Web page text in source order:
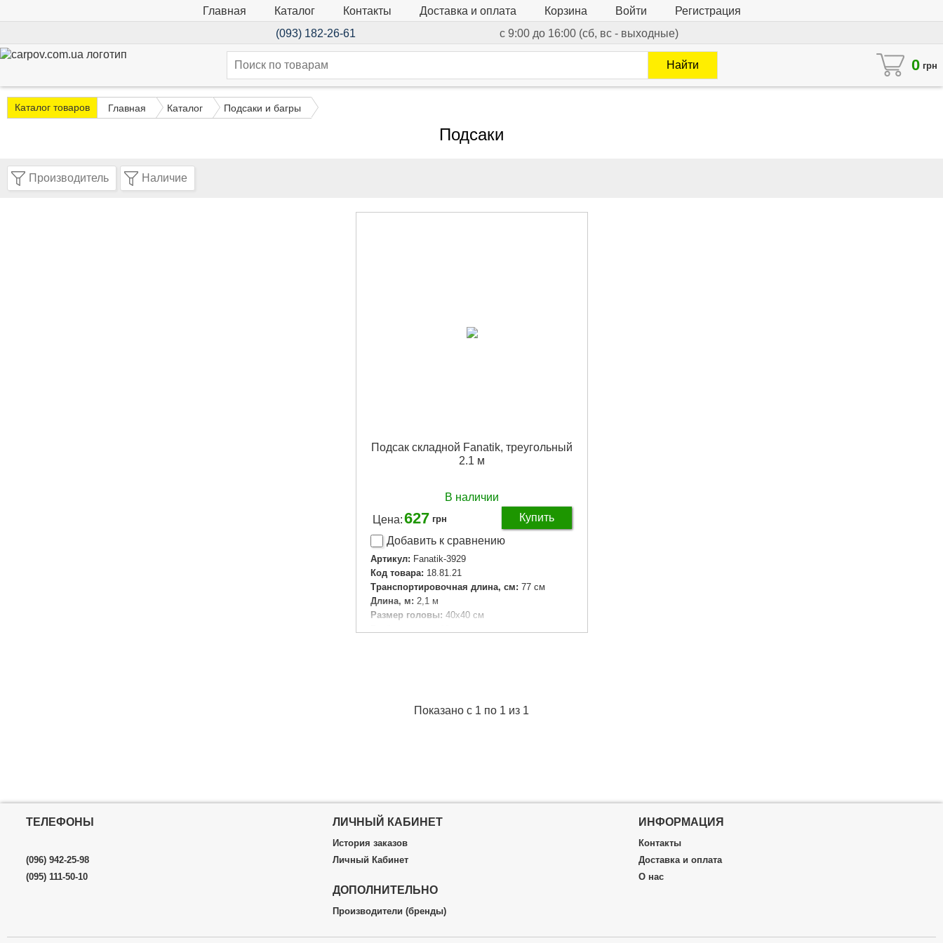
Главная Каталог Контакты Доставка и оплата Корзина Войти
Регистрация
(093) 182-26-61
с 9:00 до 16:00 (сб, вс - выходные)
0 грн
Найти
Каталог товаров Главная Каталог Подсаки и багры
Подсаки
Производитель Наличие
Подсак складной Fanatik, треугольный
2.1 м
В наличии
Цена:627 грн
Купить
Добавить к сравнению
Артикул: Fanatik-3929
Код товара: 18.81.21
Транспортировочная длина, см: 77 см
Длина, м: 2,1 м
Размер головы: 40х40 см
Подробнее...
Показано с 1 по 1 из 1
ТЕЛЕФОНЫ
(096) 942-25-98
(095) 111-50-10
ЛИЧНЫЙ КАБИНЕТ
История заказов
Личный Кабинет
ДОПОЛНИТЕЛЬНО
Производители (бренды)
ИНФОРМАЦИЯ
Контакты
Доставка и оплата
О нас